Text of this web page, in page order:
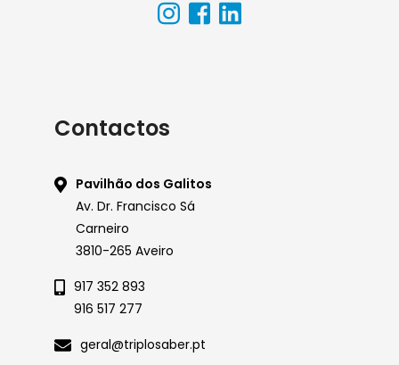
Contactos
Pavilhão dos Galitos
Av. Dr. Francisco Sá
Carneiro
3810-265 Aveiro
917 352 893
916 517 277
geral@triplosaber.pt